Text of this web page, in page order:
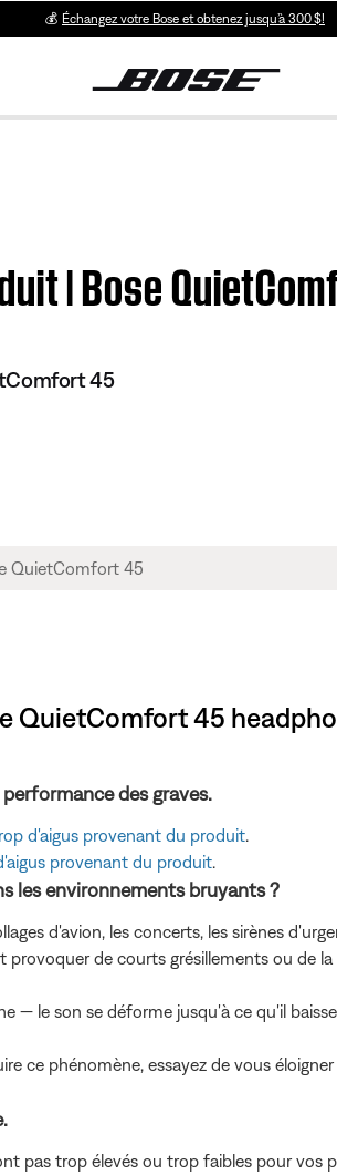
💰 Échangez votre Bose et obtenez jusqu’à 300 $!
| Bose
45
QuietComfort 45
des graves.
d'aigus provenant du produit
provenant du produit
les environnements bruyants ?
d'avion, les concerts, les sirènes
de courts grésillements ou de
le son se déforme jusqu'à ce qu'il
ce phénomène, essayez de vous
pas trop élevés ou trop faibles pour